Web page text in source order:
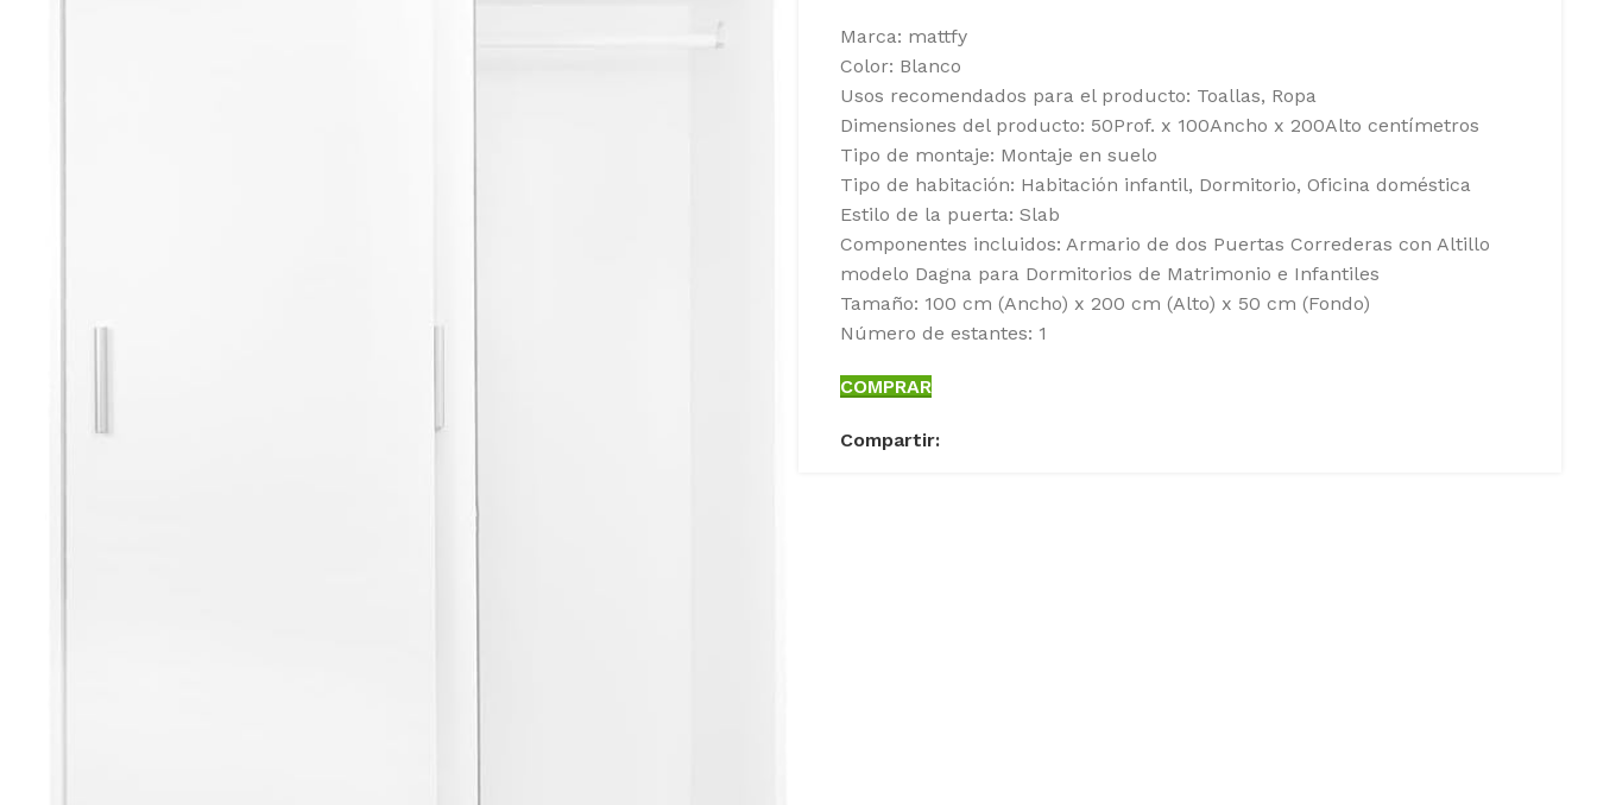
Marca: mattfy
Color: Blanco
Usos recomendados para el producto: Toallas, Ropa
Dimensiones del producto: 50Prof. x 100Ancho x 200Alto centímetros
Tipo de montaje: Montaje en suelo
Tipo de habitación: Habitación infantil, Dormitorio, Oficina doméstica
Estilo de la puerta: Slab
Componentes incluidos: Armario de dos Puertas Correderas con Altillo
modelo Dagna para Dormitorios de Matrimonio e Infantiles
Tamaño: 100 cm (Ancho) x 200 cm (Alto) x 50 cm (Fondo)
Número de estantes: 1
COMPRAR
Compartir: